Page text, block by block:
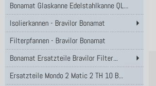
Bonamat Glaskanne Edelstahlkanne QL...
Isolierkannen - Bravilor Bonamat
Filterpfannen - Bravilor Bonamat
Bonamat Ersatzteile Bravilor Filter...
Ersatzteile Mondo 2 Matic 2 TH 10 B...